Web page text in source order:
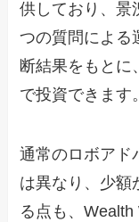
供しており、景
つの質問による
断結果をもとに
で投資できます。
通常のロボアド
は異なり、少額
る点も、